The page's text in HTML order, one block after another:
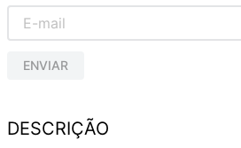
ENVIAR
DESCRIÇÃO